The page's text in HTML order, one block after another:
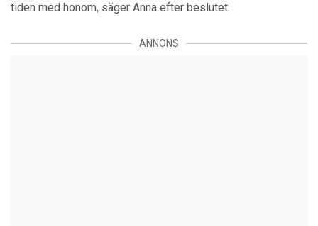
tiden med honom, säger Anna efter beslutet.
ANNONS